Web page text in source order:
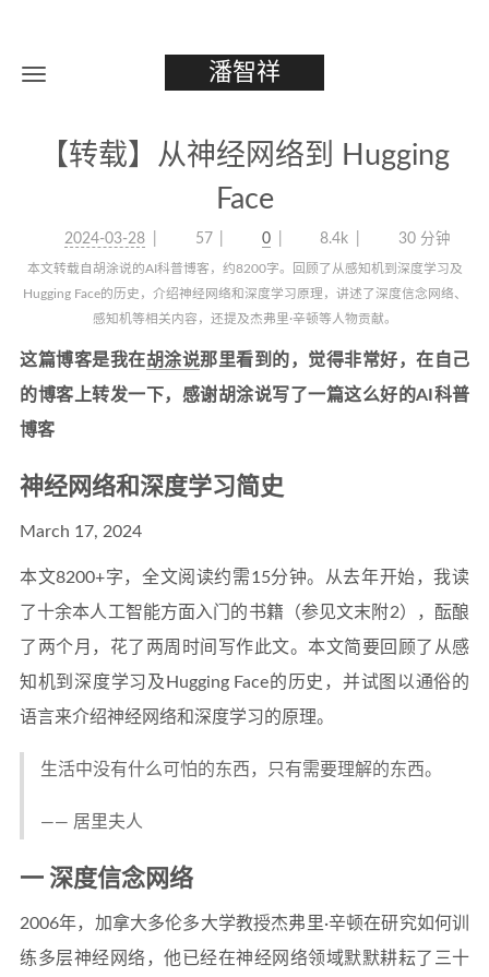
潘智祥
【转载】从神经网络到 Hugging
Face
2024-03-28 57 0 8.4k 30 分钟
本文转载自胡涂说的AI科普博客，约8200字。回顾了从感知机到深度学习及
Hugging Face的历史，介绍神经网络和深度学习原理，讲述了深度信念网络、
感知机等相关内容，还提及杰弗里·辛顿等人物贡献。
这篇博客是我在胡涂说那里看到的，觉得非常好，在自己
的博客上转发一下，感谢胡涂说写了一篇这么好的AI科普
博客
神经网络和深度学习简史
March 17, 2024
本文8200+字，全文阅读约需15分钟。从去年开始，我读
了十余本人工智能方面入门的书籍（参见文末附2），酝酿
了两个月，花了两周时间写作此文。本文简要回顾了从感
知机到深度学习及Hugging Face的历史，并试图以通俗的
语言来介绍神经网络和深度学习的原理。
生活中没有什么可怕的东西，只有需要理解的东西。
—— 居里夫人
一 深度信念网络
2006年，加拿大多伦多大学教授杰弗里·辛顿在研究如何训
练多层神经网络，他已经在神经网络领域默默耕耘了三十